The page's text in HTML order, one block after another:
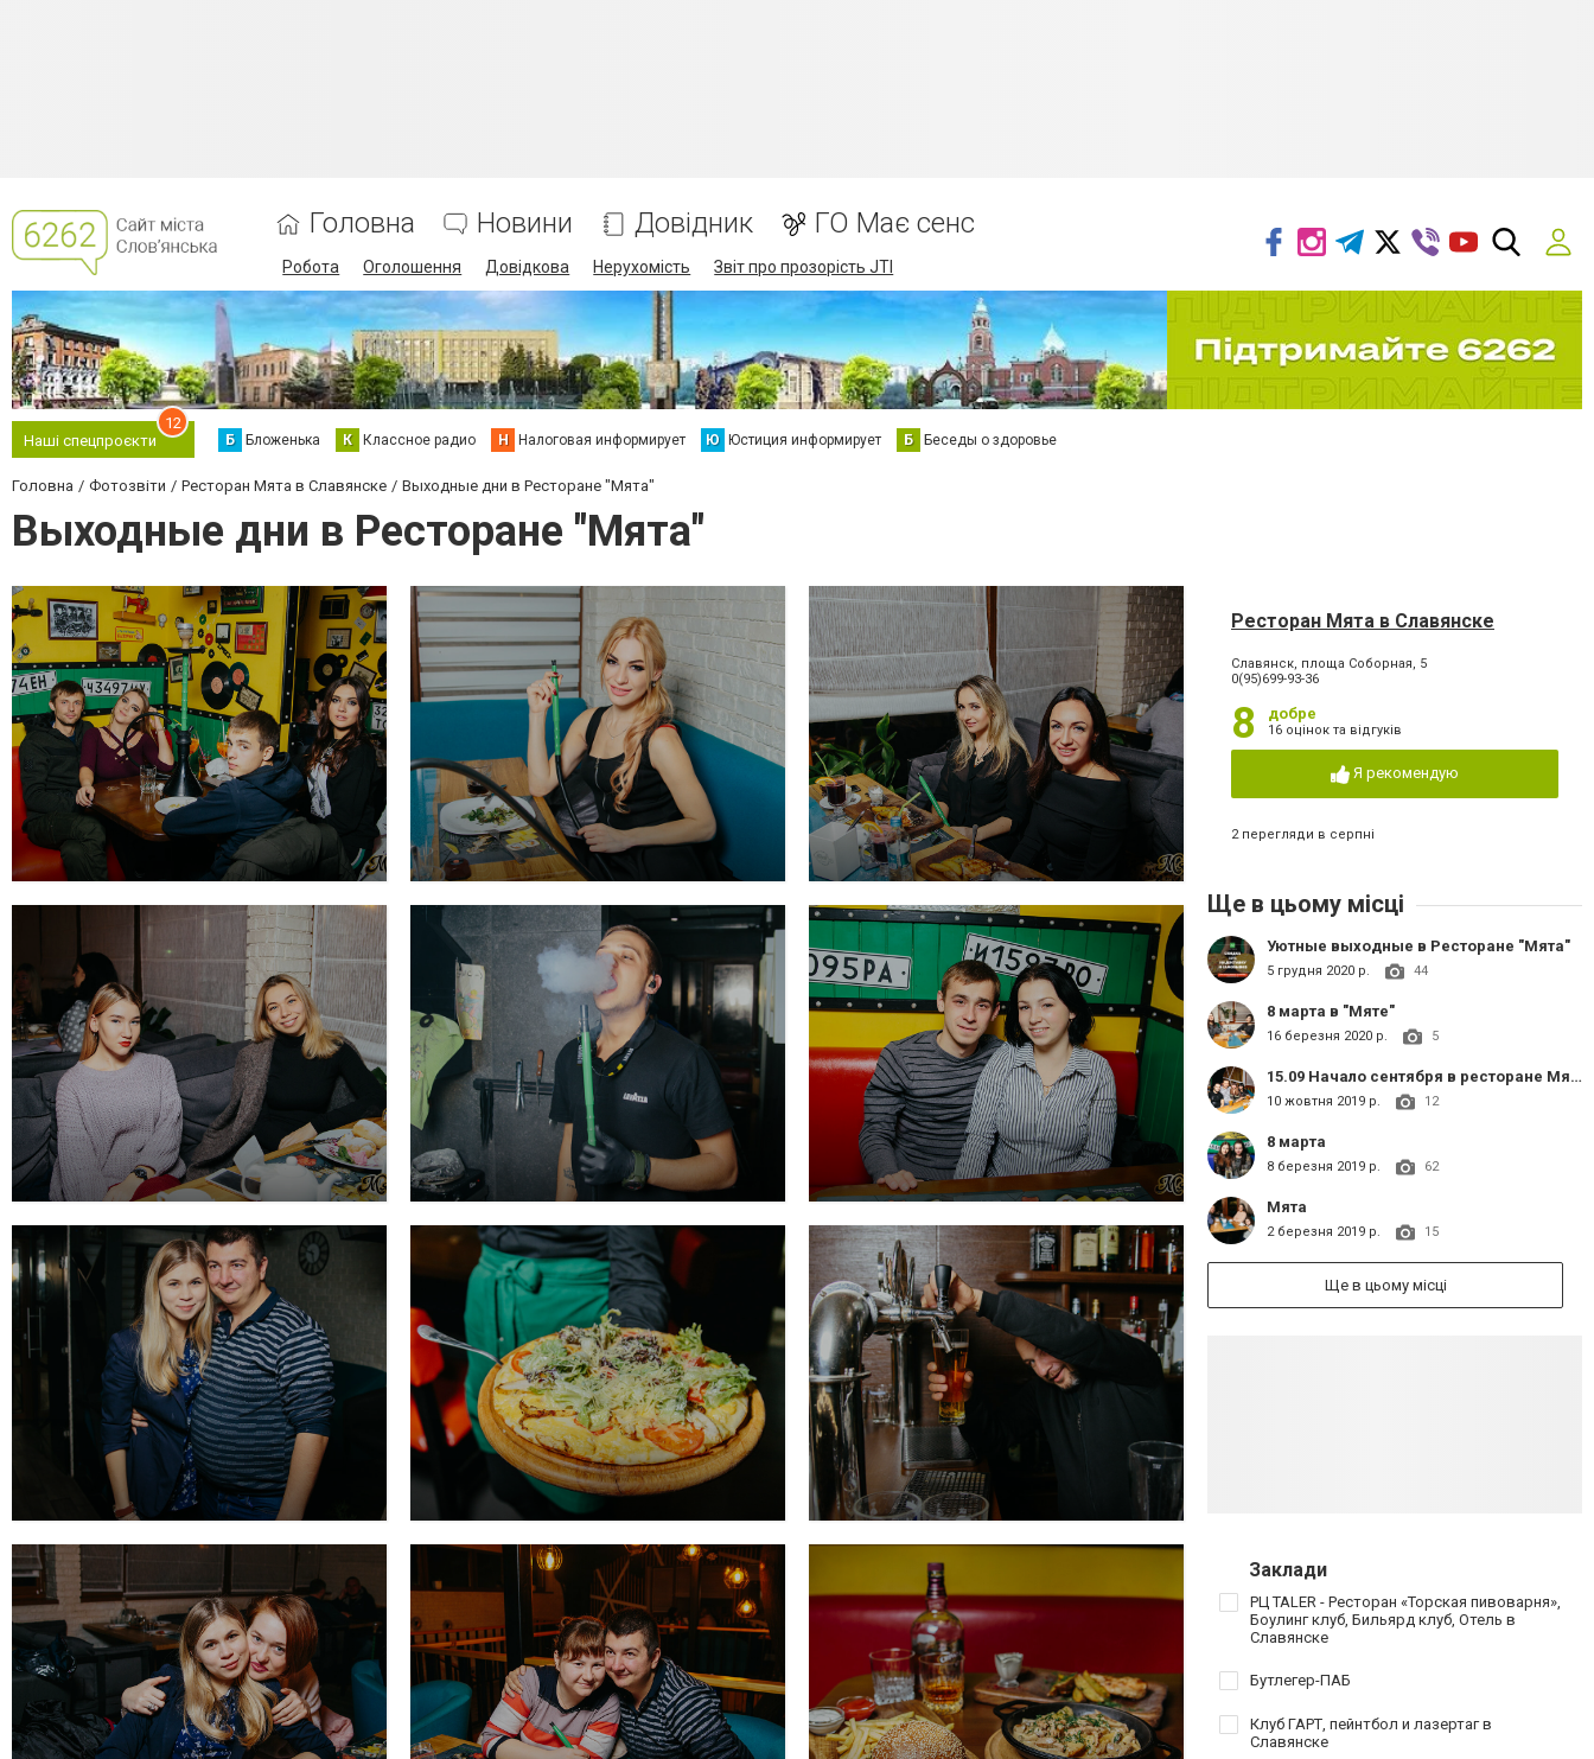
Головна Новини Довідник ГО Має сенс
Робота Оголошення Довідкова Нерухомість Звіт про прозорість JTI
Наші спецпроєкти
12
Б Бложенька К Классное радио Н Налоговая информирует Ю Юстиция информирует Б Беседы о здоровье
Головна Фотозвіти Ресторан Мята в Славянске Выходные дни в Ресторане "Мята"
Выходные дни в Ресторане "Мята"
Ресторан Мята в Славянске
Славянск, площа Соборная, 5
0(95)699-93-36
8 добре
16 оцінок та відгуків
Я рекомендую
2 перегляди в серпні
Ще в цьому місці
Уютные выходные в Ресторане "Мята"
5 грудня 2020 р. 44
8 марта в "Мяте"
16 березня 2020 р. 5
15.09 Начало сентября в ресторане Мята
10 жовтня 2019 р. 12
8 марта
8 березня 2019 р. 62
Мята
2 березня 2019 р. 15
Ще в цьому місці
Заклади
РЦ TALER - Ресторан «Торская пивоварня»,
Боулинг клуб, Бильярд клуб, Отель в
Славянске
Бутлегер-ПАБ
Клуб ГАРТ, пейнтбол и лазертаг в
Славянске